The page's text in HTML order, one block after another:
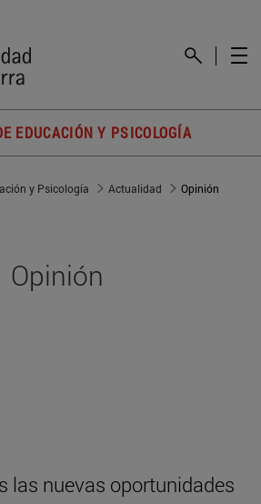
EDUCACIÓN Y PSICOLOGÍA
y Psicología Actualidad Opinión
Opinión
las nuevas oportunidades